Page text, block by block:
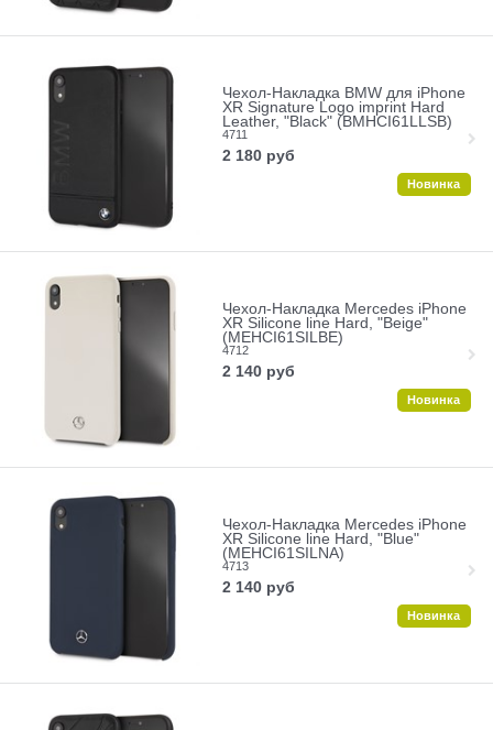
Чехол-Накладка BMW для iPhone
XR Signature Logo imprint Hard
Leather, "Black" (BMHCI61LLSB)
4711
2 180 руб
Новинка
Чехол-Накладка Mercedes iPhone
XR Silicone line Hard, "Beige"
(MEHCI61SILBE)
4712
2 140 руб
Новинка
Чехол-Накладка Mercedes iPhone
XR Silicone line Hard, "Blue"
(MEHCI61SILNA)
4713
2 140 руб
Новинка